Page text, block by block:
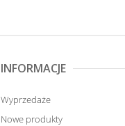
INFORMACJE
Wyprzedaże
Nowe produkty